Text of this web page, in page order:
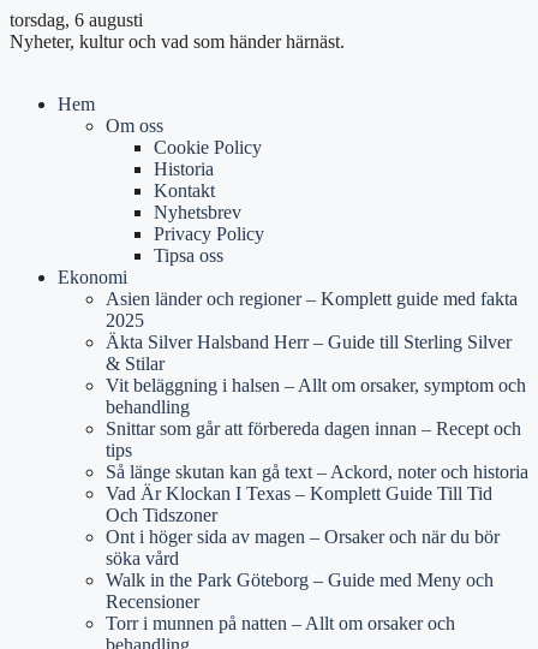
torsdag, 6 augusti
Nyheter, kultur och vad som händer härnäst.
Hem
Om oss
Cookie Policy
Historia
Kontakt
Nyhetsbrev
Privacy Policy
Tipsa oss
Ekonomi
Asien länder och regioner – Komplett guide med fakta
2025
Äkta Silver Halsband Herr – Guide till Sterling Silver
& Stilar
Vit beläggning i halsen – Allt om orsaker, symptom och
behandling
Snittar som går att förbereda dagen innan – Recept och
tips
Så länge skutan kan gå text – Ackord, noter och historia
Vad Är Klockan I Texas – Komplett Guide Till Tid
Och Tidszoner
Ont i höger sida av magen – Orsaker och när du bör
söka vård
Walk in the Park Göteborg – Guide med Meny och
Recensioner
Torr i munnen på natten – Allt om orsaker och
behandling